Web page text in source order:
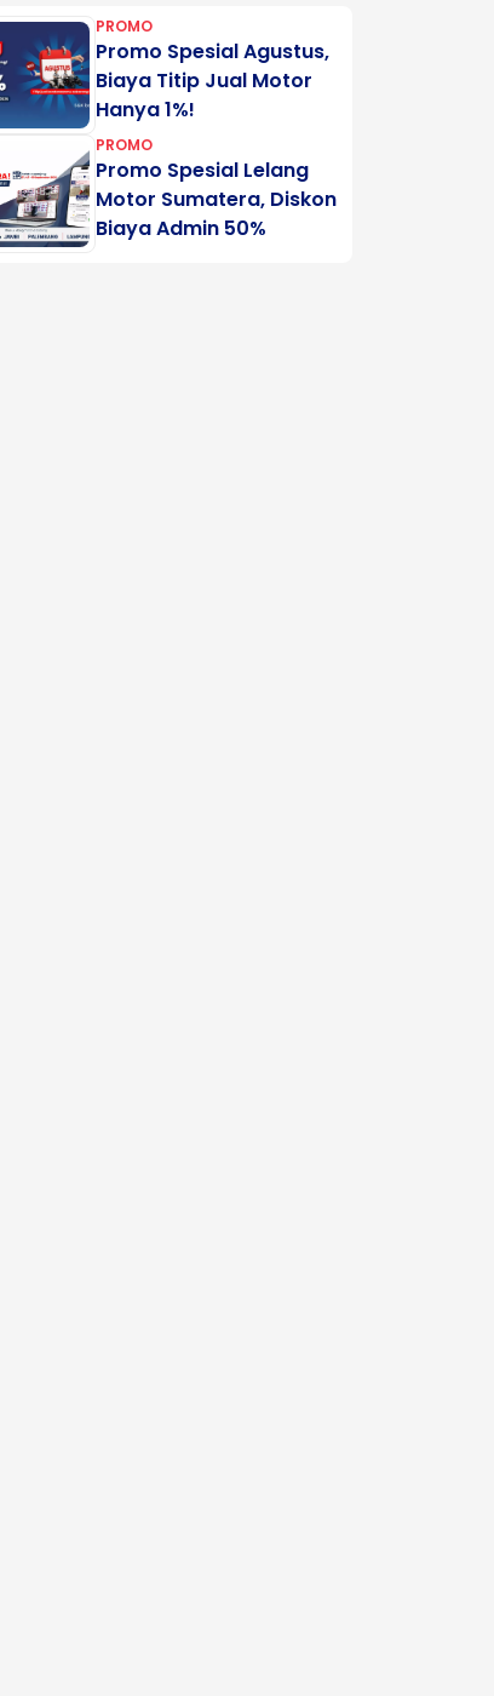
PROMO
Promo Spesial Agustus,
Biaya Titip Jual Motor
Hanya 1%!
PROMO
Promo Spesial Lelang
Motor Sumatera, Diskon
Biaya Admin 50%